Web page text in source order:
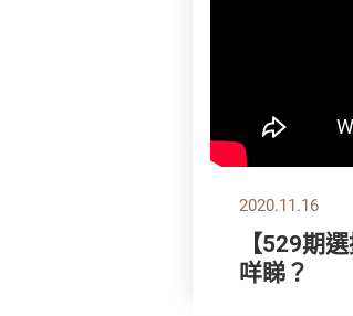
2020.11.16
【529期
咩睇？